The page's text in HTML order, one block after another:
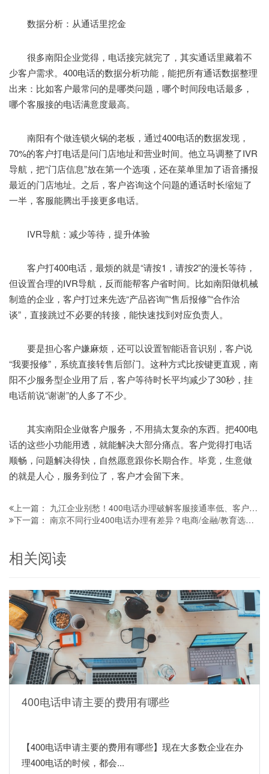
数据分析：从通话里挖金
很多南阳企业觉得，电话接完就完了，其实通话里藏着不
少客户需求。400电话的数据分析功能，能把所有通话数据整理
出来：比如客户最常问的是哪类问题，哪个时间段电话最多，
哪个客服接的电话满意度最高。
南阳有个做连锁火锅的老板，通过400电话的数据发现，
70%的客户打电话是问门店地址和营业时间。他立马调整了IVR
导航，把“门店信息”放在第一个选项，还在菜单里加了语音播报
最近的门店地址。之后，客户咨询这个问题的通话时长缩短了
一半，客服能腾出手接更多电话。
IVR导航：减少等待，提升体验
客户打400电话，最烦的就是“请按1，请按2”的漫长等待，
但设置合理的IVR导航，反而能帮客户省时间。比如南阳做机械
制造的企业，客户打过来先选“产品咨询”“售后报修”“合作洽
谈”，直接跳过不必要的转接，能快速找到对应负责人。
要是担心客户嫌麻烦，还可以设置智能语音识别，客户说
“我要报修”，系统直接转售后部门。这种方式比按键更直观，南
阳不少服务型企业用了后，客户等待时长平均减少了30秒，挂
电话前说“谢谢”的人多了不少。
其实南阳企业做客户服务，不用搞太复杂的东西。把400电
话的这些小功能用透，就能解决大部分痛点。客户觉得打电话
顺畅，问题解决得快，自然愿意跟你长期合作。毕竟，生意做
的就是人心，服务到位了，客户才会留下来。
上一篇： 九江企业别愁！400电话办理破解客服接通率低、客户流失难题
下一篇： 南京不同行业400电话办理有差异？电商/金融/教育选号、功能全攻略
相关阅读
400电话申请主要的费用有哪些
【400电话申请主要的费用有哪些】现在大多数企业在办
理400电话的时候，都会...